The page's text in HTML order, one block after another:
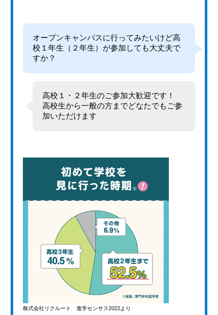
オープンキャンパスに行ってみたいけど高
校１年生（２年生）が参加しても大丈夫で
すか？
高校１・２年生のご参加大歓迎です！
高校生から一般の方までどなたでもご参
加いただけます
株式会社リクルート 進学センサス2022より